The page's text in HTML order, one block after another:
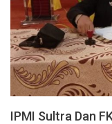
IPMI Sultra Dan